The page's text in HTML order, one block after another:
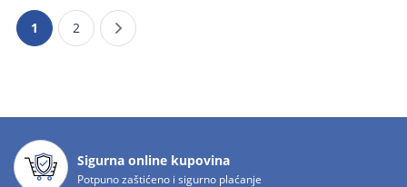
1 2
Sigurna online kupovina
Potpuno zaštićeno i sigurno plaćanje